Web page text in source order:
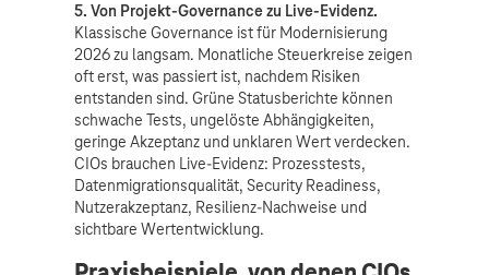
5. Von Projekt-Governance zu Live-Evidenz.
Klassische Governance ist für Modernisierung
2026 zu langsam. Monatliche Steuerkreise zeigen
oft erst, was passiert ist, nachdem Risiken
entstanden sind. Grüne Statusberichte können
schwache Tests, ungelöste Abhängigkeiten,
geringe Akzeptanz und unklaren Wert verdecken.
CIOs brauchen Live-Evidenz: Prozesstests,
Datenmigrationsqualität, Security Readiness,
Nutzerakzeptanz, Resilienz-Nachweise und
sichtbare Wertentwicklung.